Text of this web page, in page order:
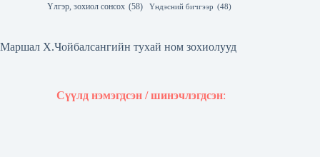
Үлгэр, зохиол сонсох (58) Үндэсний бичгээр (48)
Маршал Х.Чойбалсангийн тухай ном зохиолууд
Сүүлд нэмэгдсэн / шинэчлэгдсэн: